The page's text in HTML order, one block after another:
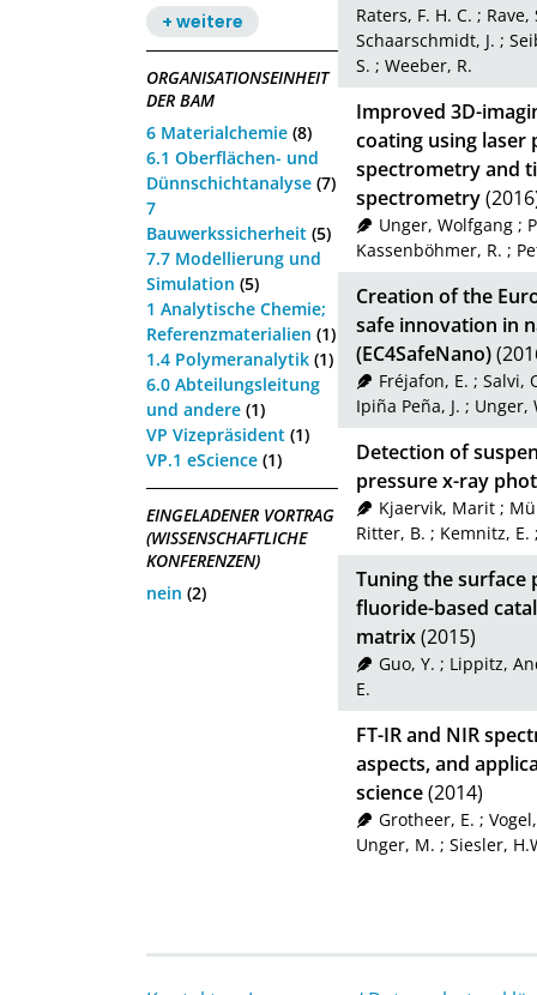
+ weitere
ORGANISATIONSEINHEIT
DER BAM
6 Materialchemie (8)
6.1 Oberflächen- und
Dünnschichtanalyse (7)
7
Bauwerkssicherheit (5)
7.7 Modellierung und
Simulation (5)
1 Analytische Chemie;
Referenzmaterialien (1)
1.4 Polymeranalytik (1)
6.0 Abteilungsleitung
und andere (1)
VP Vizepräsident (1)
VP.1 eScience (1)
EINGELADENER VORTRAG
(WISSENSCHAFTLICHE
KONFERENZEN)
nein (2)
Raters, F. H. C. ; Rave,
Schaarschmidt, J. ;
S. ; Weeber, R.
Improved 3D-
coating using laser
spectrometry and
spectrometry
Unger, Wolfgang;
Kassenböhmer, R. ;
Creation of the
safe innovation in
(EC4SafeNano)
Fréjafon, E. ; Salvi,
Ipiña Peña, J. ; Unger,
Detection of
pressure x-ray
Kjaervik, Marit;
Ritter, B. ; Kemnitz, E.
Tuning the
fluoride-based
matrix(2015)
Guo, Y. ; Lippitz,
E.
FT-IR and NIR
aspects, and
science(2014)
Grotheer, E. ;
Unger, M. ; Siesler,